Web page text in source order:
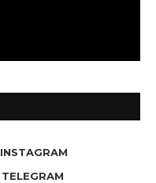
INSTAGRAM
TELEGRAM